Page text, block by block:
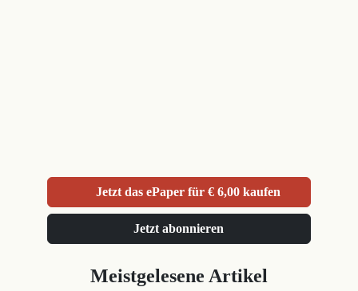
Jetzt das ePaper für € 6,00 kaufen
Jetzt abonnieren
Meistgelesene Artikel